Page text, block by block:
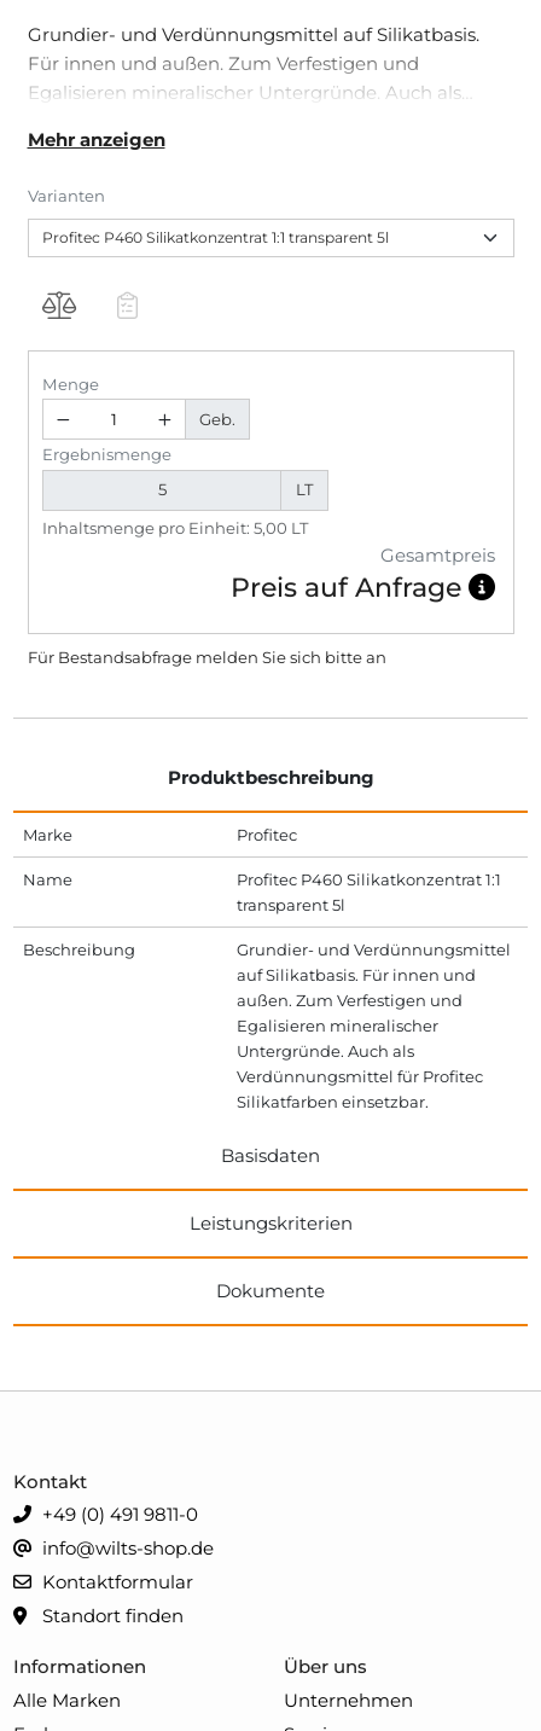
Grundier- und Verdünnungsmittel auf Silikatbasis.
Für innen und außen. Zum Verfestigen und
Egalisieren mineralischer Untergründe. Auch als
einsetzbar.
Mehr anzeigen
Varianten
Menge
Geb.
Ergebnismenge
LT
Inhaltsmenge pro Einheit: 5,00 LT
Gesamtpreis
Preis auf Anfrage
Für Bestandsabfrage melden Sie sich bittean
Produktbeschreibung
Marke Profitec
Name
Profitec P460 Silikatkonzentrat 1:1
transparent 5l
Beschreibung
Grundier- und Verdünnungsmittel
auf Silikatbasis. Für innen und
außen. Zum Verfestigen und
Egalisieren mineralischer
Untergründe. Auch als
Verdünnungsmittel für Profitec
Silikatfarben einsetzbar.
Basisdaten
Leistungskriterien
Dokumente
Informationen
Alle Marken
Über uns
Unternehmen
Kontakt
+49 (0) 491 9811-0
info@wilts-shop.de
Kontaktformular
Standort finden